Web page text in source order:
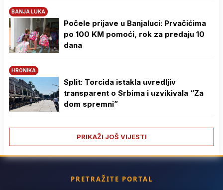
BANJA LUKA
Počele prijave u Banjaluci: Prvačićima
po 100 KM pomoći, rok za predaju 10
dana
HRONIKA
Split: Torcida istakla uvredljiv
transparent o Srbima i uzvikivala “Za
dom spremni”
PRIKAŽI JOŠ VIJESTI
PRETRAŽITE PORTAL